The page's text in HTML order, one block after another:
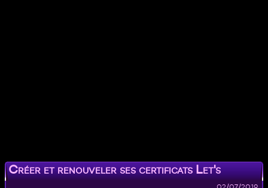
Créer et renouveler ses certificats Let's